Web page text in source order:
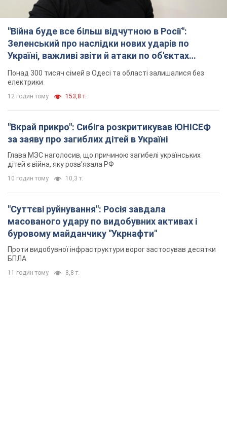
"Війна буде все більш відчутною в Росії":
Зеленський про наслідки нових ударів по
Україні, важливі звіти й атаки по об'єктах
ворога. Відео
Понад 300 тисяч сімей в Одесі та області залишалися без
електрики
12 годин тому 153,8 т.
"Вкрай прикро": Сибіга розкритикував ЮНІСЕФ
за заяву про загиблих дітей в Україні
Глава МЗС наголосив, що причиною загибелі українських
дітей є війна, яку розв'язала РФ
10 годин тому 10,3 т.
"Суттєві руйнування": Росія завдала
масованого удару по видобувних активах і
буровому майданчику "Укрнафти"
Проти видобувної інфраструктури ворог застосував десятки
БПЛА
11 годин тому 8,8 т.